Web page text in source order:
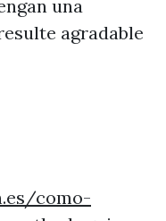
una
agradable
como-